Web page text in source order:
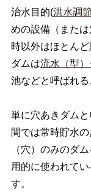
治水目的(洪水調節
めの設備（また
時以外はほとん
ダムは流水（型
池などと呼ばれる
単に穴あきダム
間では常時貯水
（穴）のみのダ
用的に使われて
す。